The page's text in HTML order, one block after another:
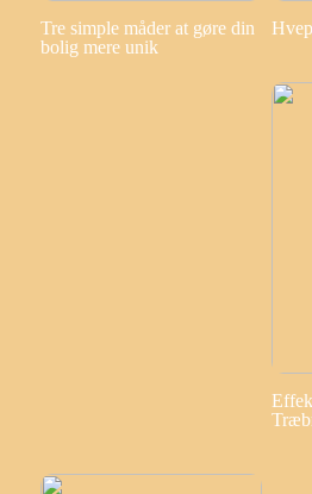
Tre simple måder at gøre din
bolig mere unik